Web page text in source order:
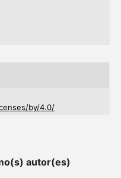
by/4.0/
autor(es)